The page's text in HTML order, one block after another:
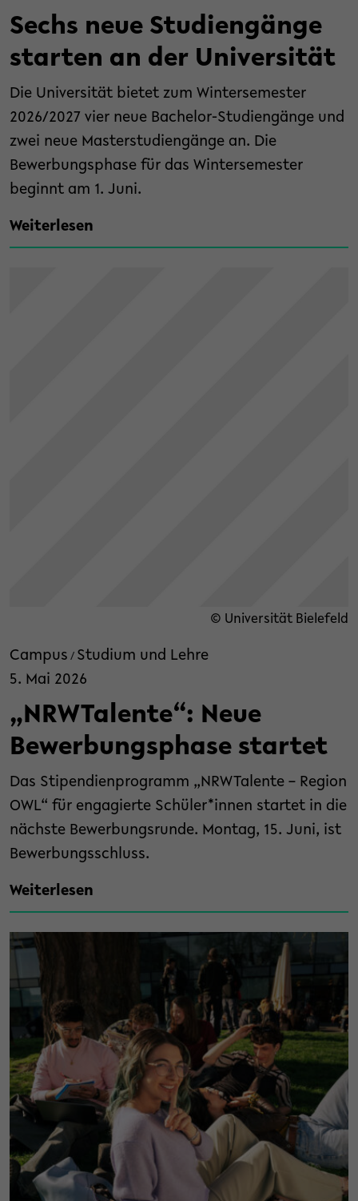
Sechs neue Studiengänge
starten an der Universität
Die Universität bietet zum Wintersemester
2026/2027 vier neue Bachelor-Studiengänge und
zwei neue Masterstudiengänge an. Die
Bewerbungsphase für das Wintersemester
beginnt am 1. Juni.
Weiterlesen
© Universität Bielefeld
Campus / Studium und Lehre
5. Mai 2026
„NRWTalente“: Neue
Bewerbungsphase startet
Das Stipendienprogramm „NRWTalente – Region
OWL“ für engagierte Schüler*innen startet in die
nächste Bewerbungsrunde. Montag, 15. Juni, ist
Bewerbungsschluss.
Weiterlesen